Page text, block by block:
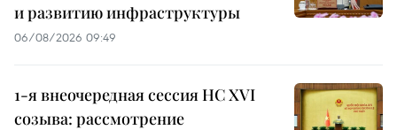
и развитию инфраструктуры
06/08/2026 09:49
1-я внеочередная сессия НС XVI
созыва: рассмотрение